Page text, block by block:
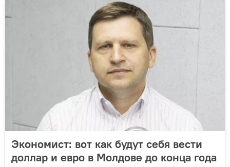
Экономист: вот как будут себя вести
доллар и евро в Молдове до конца года